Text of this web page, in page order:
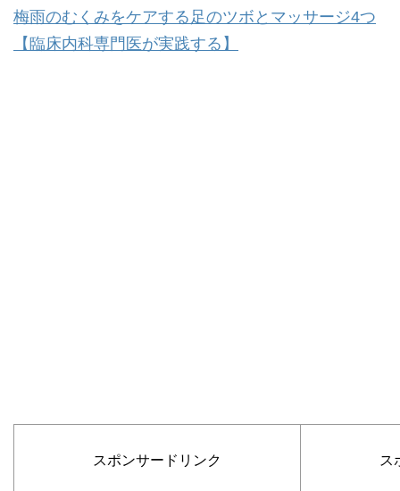
梅雨のむくみをケアする足のツボとマッサージ4つ
【臨床内科専門医が実践する】
スポンサードリンク ス